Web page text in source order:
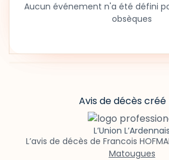
Aucun événement n'a été défini
obsèques
Avis de décès
L’Union L’Ardennais
L’avis de décès de Francois
Matougues